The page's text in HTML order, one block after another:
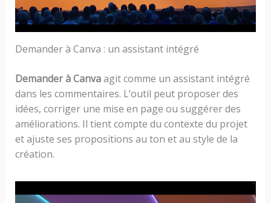
Demander à Canva : un assistant intégré
Demander à Canvaagit comme un assistant intégré
dans les commentaires. L’outil peut proposer des
idées, corriger une mise en page ou suggérer des
améliorations. Il tient compte du contexte du projet
et ajuste ses propositions au ton et au style de la
création.